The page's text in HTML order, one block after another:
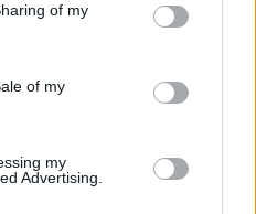
of my
of my
my
Advertising. lett a szűk
úti vitából